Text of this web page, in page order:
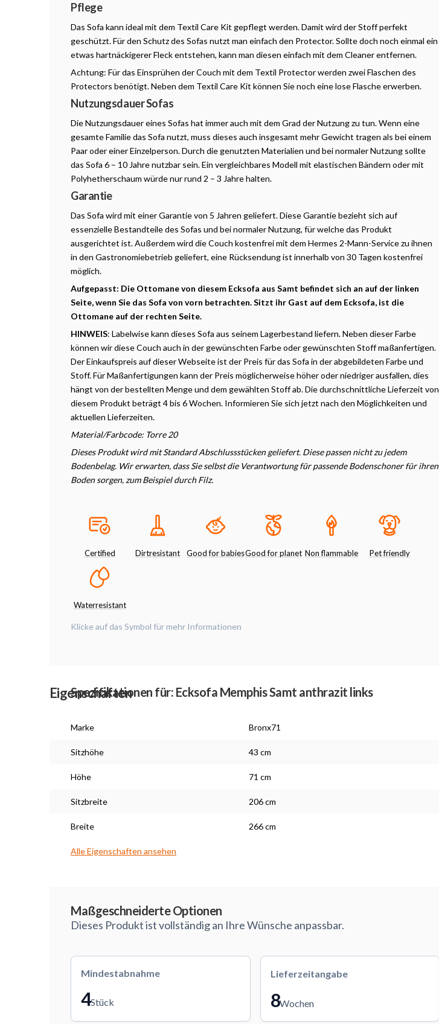
Pflege
Das Sofa kann ideal mit dem Textil Care Kit gepflegt werden. Damit wird der Stoff perfekt
geschützt. Für den Schutz des Sofas nutzt man einfach den Protector. Sollte doch noch einmal ein
etwas hartnäckigerer Fleck entstehen, kann man diesen einfach mit dem Cleaner entfernen.
Achtung: Für das Einsprühen der Couch mit dem Textil Protector werden zwei Flaschen des
Protectors benötigt. Neben dem Textil Care Kit können Sie noch eine lose Flasche erwerben.
Nutzungsdauer Sofas
Die Nutzungsdauer eines Sofas hat immer auch mit dem Grad der Nutzung zu tun. Wenn eine
gesamte Familie das Sofa nutzt, muss dieses auch insgesamt mehr Gewicht tragen als bei einem
Paar oder einer Einzelperson. Durch die genutzten Materialien und bei normaler Nutzung sollte
das Sofa 6 – 10 Jahre nutzbar sein. Ein vergleichbares Modell mit elastischen Bändern oder mit
Polyhetherschaum würde nur rund 2 – 3 Jahre halten.
Garantie
Das Sofa wird mit einer Garantie von 5 Jahren geliefert. Diese Garantie bezieht sich auf
essenzielle Bestandteile des Sofas und bei normaler Nutzung, für welche das Produkt
ausgerichtet ist. Außerdem wird die Couch kostenfrei mit dem Hermes 2-Mann-Service zu ihnen
in den Gastronomiebetrieb geliefert, eine Rücksendung ist innerhalb von 30 Tagen kostenfrei
möglich.
Aufgepasst: Die Ottomane von diesem Ecksofa aus Samt befindet sich an auf der linken
Seite, wenn Sie das Sofa von vorn betrachten. Sitzt ihr Gast auf dem Ecksofa, ist die
Ottomane auf der rechten Seite.
HINWEIS: Labelwisekann dieses Sofa aus seinem Lagerbestand liefern. Neben dieser Farbe
können wir diese Couch auch in der gewünschten Farbe oder gewünschten Stoff maßanfertigen.
Der Einkaufspreis auf dieser Webseite ist der Preis für das Sofa in der abgebildeten Farbe und
Stoff. Für Maßanfertigungen kann der Preis möglicherweise höher oder niedriger ausfallen, dies
hängt von derbestellten Menge und dem gewählten Stoff ab. Die durchschnittlicheLieferzeit von
diesem Produkt beträgt 4 bis 6 Wochen. Informieren Sie sich jetzt nach den Möglichkeiten und
aktuellen Lieferzeiten.
Material/Farbcode: Torre 20
Dieses Produkt wird mit Standard Abschlussstücken geliefert. Diese passen nicht zu jedem
Bodenbelag. Wir erwarten, dass Sie selbst die Verantwortung für passende Bodenschoner für ihren
Boden sorgen, zum Beispiel durch Filz.
Certified Dirtresistant Good for babiesGood for planet Non flammable Pet friendly
Waterresistant
Klicke auf das Symbol für mehr Informationen
Eigenschaften
Spezifikationen für: Ecksofa Memphis Samt anthrazit links
Marke Bronx71
Sitzhöhe 43 cm
Höhe 71 cm
Sitzbreite 206 cm
Breite 266 cm
Alle Eigenschaften ansehen
Maßgeschneiderte Optionen
Dieses Produkt ist vollständig an Ihre Wünsche anpassbar.
Mindestabnahme
4Stück
Lieferzeitangabe
8Wochen